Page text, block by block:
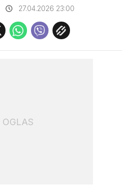
27.04.2026 23:00
OGLAS